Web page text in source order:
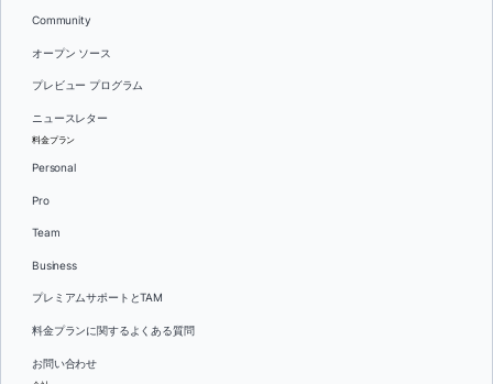
Community
オープン ソース
プレビュー プログラム
ニュースレター
料金プラン
Personal
Pro
Team
Business
プレミアムサポートとTAM
料金プランに関するよくある質問
お問い合わせ